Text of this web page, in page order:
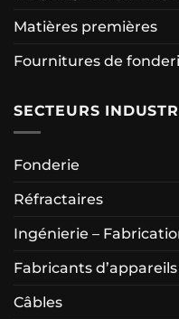
Matières premières
Fournitures de
SECTEURS
Fonderie
Réfractaires
Ingénierie –
Fabricants
Câbles